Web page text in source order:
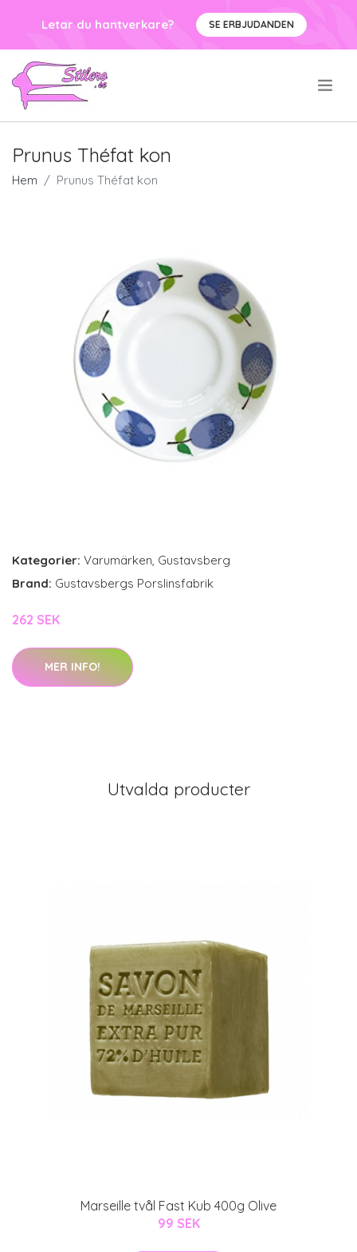
Letar du hantverkare? SE ERBJUDANDEN
Prunus Théfat kon
Hem Prunus Théfat kon
Kategorier: Varumärken, Gustavsberg
Brand: Gustavsbergs Porslinsfabrik
262 SEK
MER INFO!
Utvalda producter
Marseille tvål Fast Kub 400g Olive
99 SEK